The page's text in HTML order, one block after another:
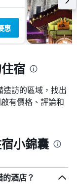
惠
宿
訪的區域，找出
有價格、評論和
小錦囊
酒店？